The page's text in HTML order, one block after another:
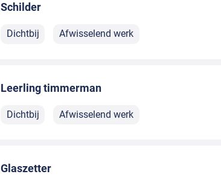
Schilder
Dichtbij Afwisselend werk
Leerling timmerman
Dichtbij Afwisselend werk
Glaszetter